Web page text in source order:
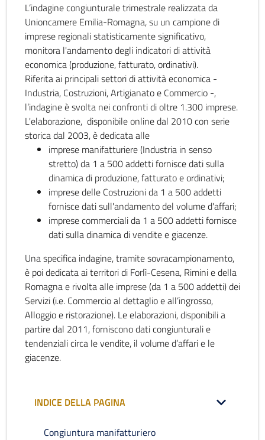
L’indagine congiunturale trimestrale realizzata da
Unioncamere Emilia-Romagna, su un campione di
imprese regionali statisticamente significativo,
monitora l'andamento degli indicatori di attività
economica (produzione, fatturato, ordinativi).
Riferita ai principali settori di attività economica -
Industria, Costruzioni, Artigianato e Commercio -,
l’indagine è svolta nei confronti di oltre 1.300 imprese.
L'elaborazione, disponibile online dal 2010 con serie
storica dal 2003, è dedicata alle
imprese manifatturiere (Industria in senso
stretto) da 1 a 500 addetti fornisce dati sulla
dinamica di produzione, fatturato e ordinativi;
imprese delle Costruzioni da 1 a 500 addetti
fornisce dati sull'andamento del volume d'affari;
imprese commerciali da 1 a 500 addetti fornisce
dati sulla dinamica di vendite e giacenze.
Una specifica indagine, tramite sovracampionamento,
è poi dedicata ai territori di Forlì-Cesena, Rimini e della
Romagna e rivolta alle imprese (da 1 a 500 addetti) dei
Servizi (i.e. Commercio al dettaglio e all’ingrosso,
Alloggio e ristorazione). Le elaborazioni, disponibili a
partire dal 2011, forniscono dati congiunturali e
tendenziali circa le vendite, il volume d’affari e le
giacenze.
INDICE DELLA PAGINA
Congiuntura manifatturiero